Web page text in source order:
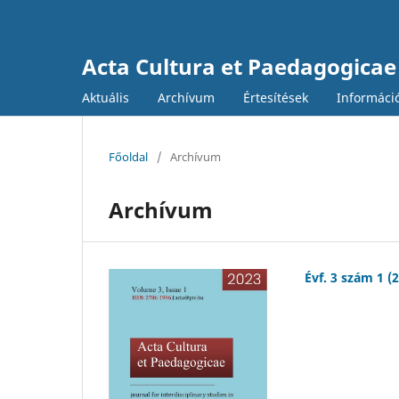
Acta Cultura et Paedagogicae
Aktuális Archívum Értesítések
Főoldal / Archívum
Archívum
Évf. 3 szám 1